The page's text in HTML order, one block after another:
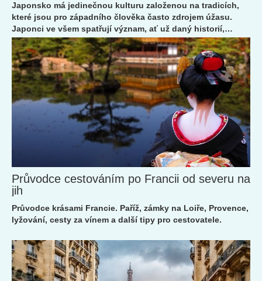
Japonsko má jedinečnou kulturu založenou na tradicích,
které jsou pro západního člověka často zdrojem úžasu.
Japonci ve všem spatřují význam, ať už daný historií,
etiketou nebo i způsobem psaní některých slov. Vydejme
se na krátkou exkurzi do japonských zvyklostí.
Průvodce cestováním po Francii od severu na
jih
Průvodce krásami Francie. Paříž, zámky na Loiře, Provence,
lyžování, cesty za vínem a další tipy pro cestovatele.